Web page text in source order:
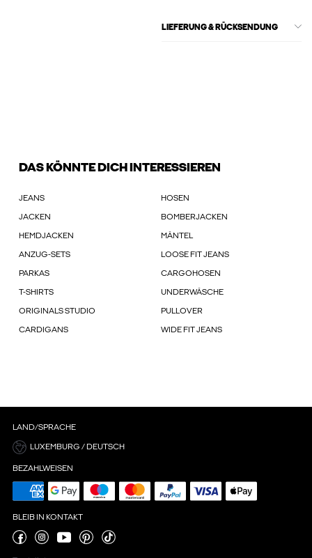
LIEFERUNG & RÜCKSENDUNG
DAS KÖNNTE DICH INTERESSIEREN
JEANS HOSEN
JACKEN BOMBERJACKEN
HEMDJACKEN MÄNTEL
ANZUG-SETS LOOSE FIT JEANS
PARKAS CARGOHOSEN
T-SHIRTS UNDERWÄSCHE
ORIGINALS STUDIO PULLOVER
CARDIGANS WIDE FIT JEANS
LAND/SPRACHE
LUXEMBURG / DEUTSCH
BEZAHLWEISEN
BLEIB IN KONTAKT